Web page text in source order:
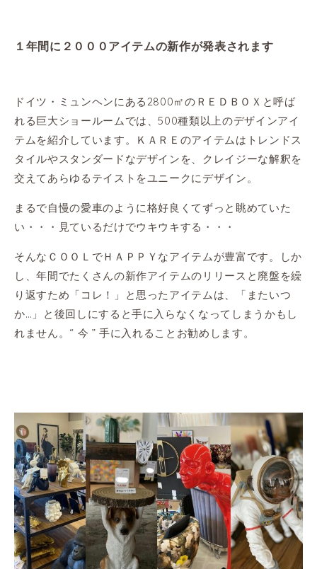
１年間に２０００アイテムの新作が発表されます
ドイツ・ミュンヘンにある2800㎡のＲＥＤＢＯＸと呼ば
れる巨大ショールームでは、500種類以上のデザインアイ
テムを紹介しています。ＫＡＲＥのアイテムはトレンドス
タイルやスタンダードなデザインを、クレイジーな解釈を
交えてあらゆるテイストをユニークにデザイン。
まるで自慢の愛車のように格好良くてずっと眺めていた
い・・・見ているだけでウキウキする・・・
そんなＣＯＯＬでＨＡＰＰＹなアイテムが豊富です。しか
し、年間でたくさんの新作アイテムのリリースと廃盤を繰
り返すため「コレ！」と思ったアイテムは、「またいつ
か…」と後回しにすると手に入らなくなってしまうかもし
れません。“ 今 ” 手に入れることお勧めします。